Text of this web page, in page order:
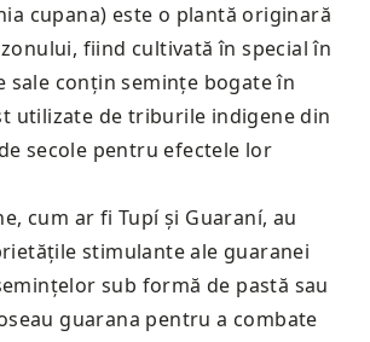
cupana) este o plantă originară
fiind cultivată în special în
sale conțin semințe bogate în
utilizate de triburile indigene din
secole pentru efectele lor
cum ar fi Tupí și Guaraní, au
stimulante ale guaranei
sub formă de pastă sau
guarana pentru a combate